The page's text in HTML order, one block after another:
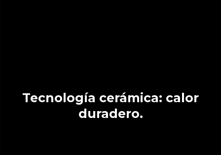
Tecnología cerámica: calor
duradero.